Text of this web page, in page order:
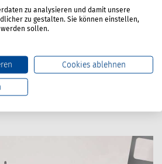
bei der Arbeit sollen
Ebenen
werden.
zu analysieren und damit unsere
zu gestalten. Sie können einstellen,
sollen.
Cookies ablehnen